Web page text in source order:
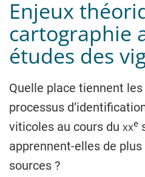
Enjeux
cartographie
études des
Quelle place tiennent
processus
viticoles au cours du xxe
apprennent-elles de
sources ?